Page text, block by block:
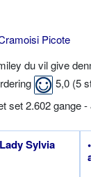
Picote
du vil give
5,0 (5
set 2.602 gange -
Sylvia